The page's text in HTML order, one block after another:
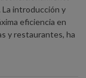
La introducción y
eficiencia en
y restaurantes, ha